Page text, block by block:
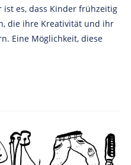
ist es, dass Kinder frühzeitig
die ihre Kreativität und ihr
Eine Möglichkeit, diese